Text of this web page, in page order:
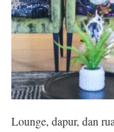
Lounge, dapur, dan